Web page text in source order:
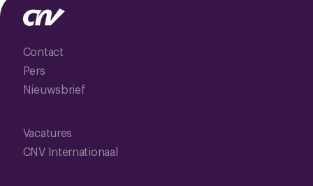
Contact
Pers
Nieuwsbrief
Vacatures
CNV Internationaal